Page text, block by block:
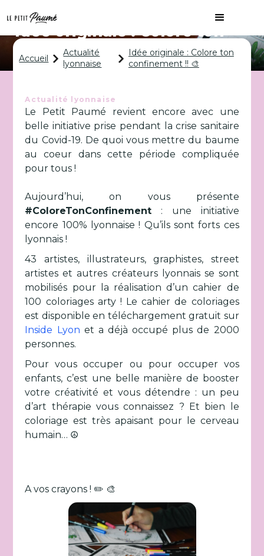
Idée originale : Colore ton
confinement !! 🎨
Accueil
Actualité
lyonnaise
Idée originale : Colore ton
confinement !! 🎨
Actualité lyonnaise
Le Petit Paumé revient encore avec une
belle initiative prise pendant la crise sanitaire
du Covid-19. De quoi vous mettre du baume
au coeur dans cette période compliquée
pour tous !
Aujourd’hui, on vous présente
#ColoreTonConfinement : une initiative
encore 100% lyonnaise ! Qu’ils sont forts ces
lyonnais !
43 artistes, illustrateurs, graphistes, street
artistes et autres créateurs lyonnais se sont
mobilisés pour la réalisation d’un cahier de
100 coloriages arty ! Le cahier de coloriages
est disponible en téléchargement gratuit sur
Inside Lyon et a déjà occupé plus de 2000
personnes.
Pour vous occuper ou pour occuper vos
enfants, c’est une belle manière de booster
votre créativité et vous détendre : un peu
d’art thérapie vous connaissez ? Et bien le
coloriage est très apaisant pour le cerveau
humain… ☮︎
A vos crayons ! ✏️ 🎨